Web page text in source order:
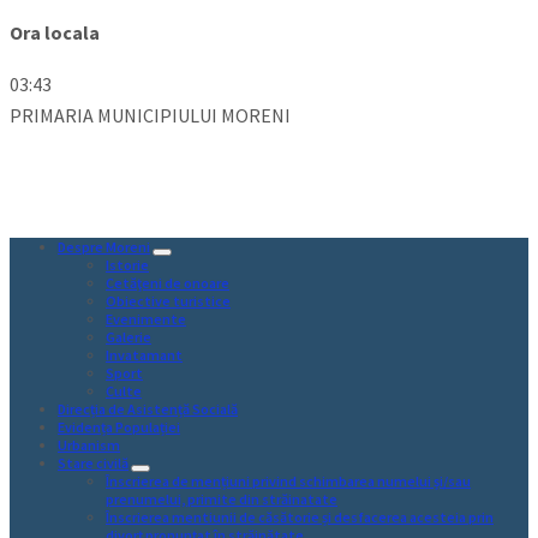
Ora locala
03:43
PRIMARIA MUNICIPIULUI MORENI
Despre Moreni
Istorie
Cetăţeni de onoare
Obiective turistice
Evenimente
Galerie
Invatamant
Sport
Culte
Direcția de Asistență Socială
Evidența Populației
Urbanism
Stare civilă
Înscrierea de mențiuni privind schimbarea numelui și/sau
prenumelui, primite din străinatate
Înscrierea mentiunii de căsătorie și desfacerea acesteia prin